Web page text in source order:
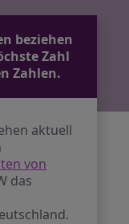
beziehen
Zahl
Zahlen.
aktuell
von
das